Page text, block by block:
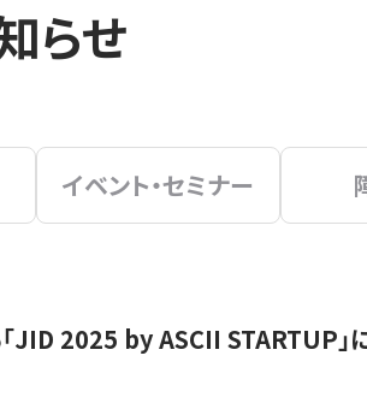
らせ
イベント・セミナー
JID 2025 by ASCII STARTUP」